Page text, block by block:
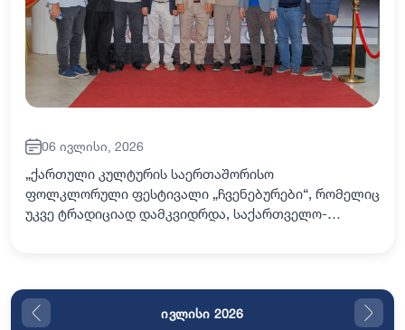
06 ივლისი, 2026
„ქართული კულტურის საერთაშორისო
ფოლკლორული ფესტივალი „ჩვენებურები“, რომელიც
უკვე ტრადიციად დამკვიდრდა, საქართველო-
ივლისი 2026